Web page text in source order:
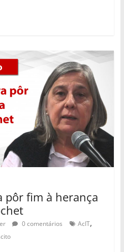
pôr fim à herança
0 comentários AcIT,